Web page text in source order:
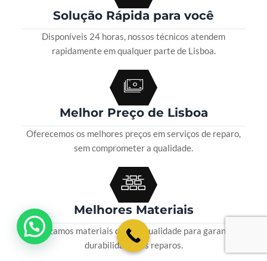
Solução Rápida para você
Disponíveis 24 horas, nossos técnicos atendem
rapidamente em qualquer parte de Lisboa.
Melhor Preço de Lisboa
Oferecemos os melhores preços em serviços de reparo,
sem comprometer a qualidade.
Melhores Materiais
Utilizamos materiais de alta qualidade para garantir
durabilidade nos reparos.
💬 Como podemos ajudar?